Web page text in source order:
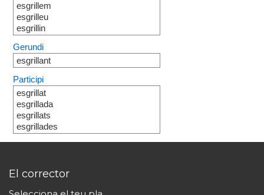
esgrillem
esgrilleu
esgrillin
Gerundi
esgrillant
Participi
esgrillat
esgrillada
esgrillats
esgrillades
El corrector